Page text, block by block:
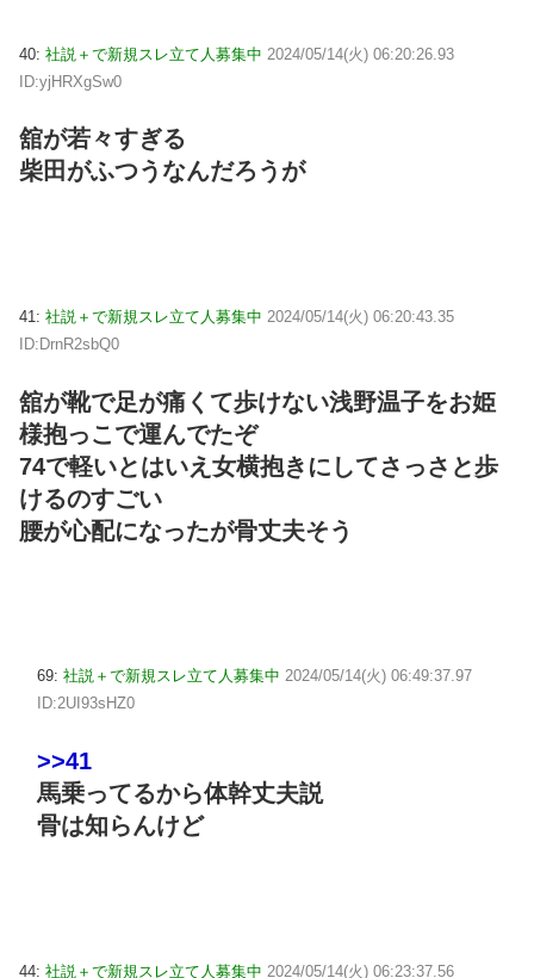
40: 社説＋で新規スレ立て人募集中 2024/05/14(火) 06:20:26.93
ID:yjHRXgSw0
舘が若々すぎる
柴田がふつうなんだろうが
41: 社説＋で新規スレ立て人募集中 2024/05/14(火) 06:20:43.35
ID:DrnR2sbQ0
舘が靴で足が痛くて歩けない浅野温子をお姫
様抱っこで運んでたぞ
74で軽いとはいえ女横抱きにしてさっさと歩
けるのすごい
腰が心配になったが骨丈夫そう
69: 社説＋で新規スレ立て人募集中 2024/05/14(火) 06:49:37.97
ID:2UI93sHZ0
>>41
馬乗ってるから体幹丈夫説
骨は知らんけど
44: 社説＋で新規スレ立て人募集中 2024/05/14(火) 06:23:37.56